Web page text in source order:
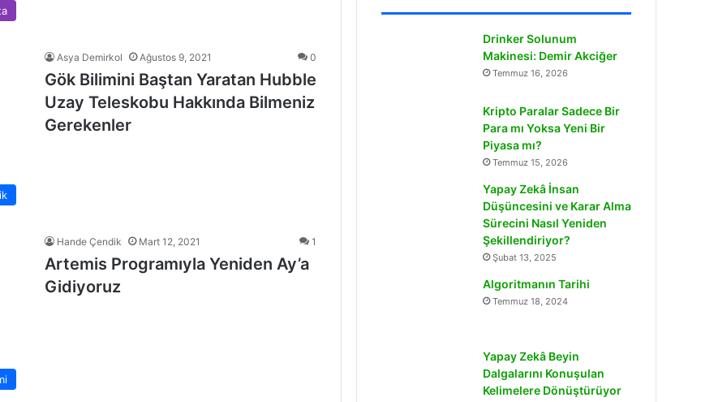
Asya Demirkol Ağustos 9, 2021 0
Gök Bilimini Baştan Yaratan Hubble
Uzay Teleskobu Hakkında Bilmeniz
Gerekenler
Hande Çendik Mart 12, 2021 1
Artemis Programıyla Yeniden Ay’a
Gidiyoruz
Drinker Solunum
Makinesi: Demir Akciğer
Temmuz 16, 2026
Kripto Paralar Sadece Bir
Para mı Yoksa Yeni Bir
Piyasa mı?
Temmuz 15, 2026
Yapay Zekâ İnsan
Düşüncesini ve Karar Alma
Sürecini Nasıl Yeniden
Şekillendiriyor?
Şubat 13, 2025
Algoritmanın Tarihi
Temmuz 18, 2024
Yapay Zekâ Beyin
Dalgalarını Konuşulan
Kelimelere Dönüştürüyor